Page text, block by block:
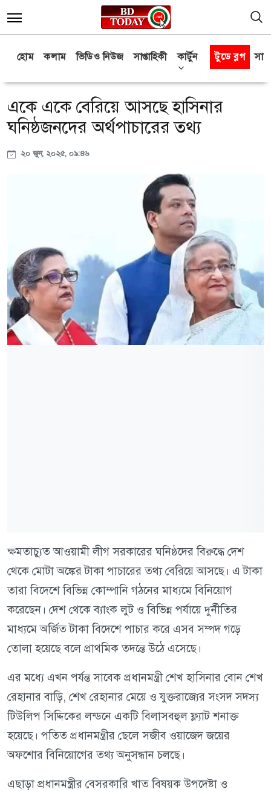
হোম কলাম ভিডিও নিউজ সাপ্তাহিকী কার্টুন টুডে ব্লগ
একে একে বেরিয়ে আসছে হাসিনার
ঘনিষ্ঠজনদের অর্থপাচারের তথ্য
২০ জুন, ২০২৫, ০৯:৪৬
ক্ষমতাচ্যুত আওয়ামী লীগ সরকারের ঘনিষ্ঠদের বিরুদ্ধে দেশ
থেকে মোটা অঙ্কের টাকা পাচারের তথ্য বেরিয়ে আসছে। এ টাকা
তারা বিদেশে বিভিন্ন কোম্পানি গঠনের মাধ্যমে বিনিয়োগ
করেছেন। দেশ থেকে ব্যাংক লুট ও বিভিন্ন পর্যায়ে দুর্নীতির
মাধ্যমে অর্জিত টাকা বিদেশে পাচার করে এসব সম্পদ গড়ে
তোলা হয়েছে বলে প্রাথমিক তদন্তে উঠে এসেছে।
এর মধ্যে এখন পর্যন্ত সাবেক প্রধানমন্ত্রী শেখ হাসিনার বোন শেখ
রেহানার বাড়ি, শেখ রেহানার মেয়ে ও যুক্তরাজ্যের সংসদ সদস্য
টিউলিপ সিদ্দিকের লন্ডনে একটি বিলাসবহুল ফ্ল্যাট শনাক্ত
হয়েছে। পতিত প্রধানমন্ত্রীর ছেলে সজীব ওয়াজেদ জয়ের
অফশোর বিনিয়োগের তথ্য অনুসন্ধান চলছে।
এছাড়া প্রধানমন্ত্রীর বেসরকারি খাত বিষয়ক উপদেষ্টা ও